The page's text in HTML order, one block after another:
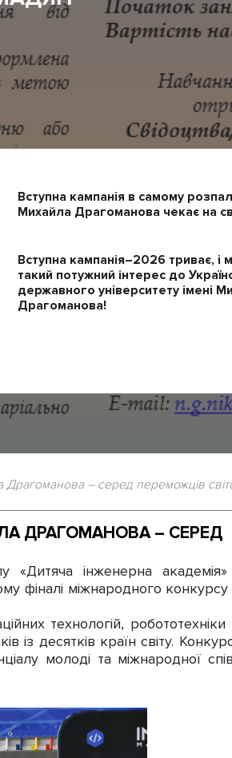
Вступна кампанія в самому
Михайла Драгоманова чекає на
Вступна кампанія–2026 триває, і
такий потужний інтерес до
державного університету імені
Драгоманова!
Драгоманова – серед переможців
ДРАГОМАНОВА – СЕРЕД
«Дитяча інженерна академія»
фіналі міжнародного
технологій,
із десятків країн світу.
молоді та міжнародної